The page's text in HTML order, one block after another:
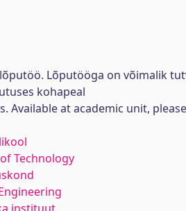
Lõputööga on võimalik
kohapeal
Available at academic unit,
Technology